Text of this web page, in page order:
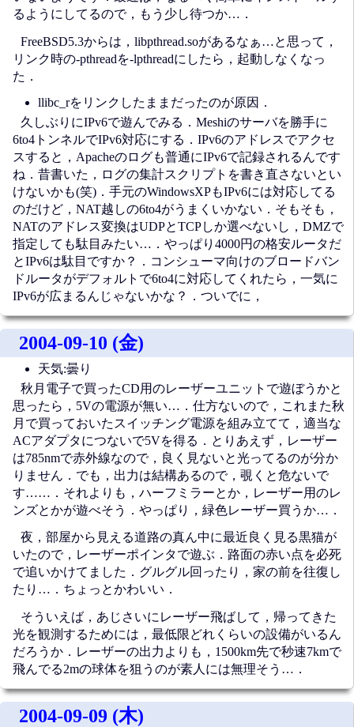
るようにしてるので，もう少し待つか…．
FreeBSD5.3からは，libpthread.soがあるなぁ…と思って，
リンク時の-pthreadを-lpthreadにしたら，起動しなくなっ
た．
llibc_rをリンクしたままだったのが原因．
久しぶりにIPv6で遊んでみる．Meshiのサーバを勝手に
6to4トンネルでIPv6対応にする．IPv6のアドレスでアクセ
スすると，Apacheのログも普通にIPv6で記録されるんです
ね．昔書いた，ログの集計スクリプトを書き直さないとい
けないかも(笑)．手元のWindowsXPもIPv6には対応してる
のだけど，NAT越しの6to4がうまくいかない．そもそも，
NATのアドレス変換はUDPとTCPしか選べないし，DMZで
指定しても駄目みたい…．やっぱり4000円の格安ルータだ
とIPv6は駄目ですか？．コンシューマ向けのブロードバン
ドルータがデフォルトで6to4に対応してくれたら，一気に
IPv6が広まるんじゃないかな？．ついでに，
2004-09-10 (金)
天気:曇り
秋月電子で買ったCD用のレーザーユニットで遊ぼうかと
思ったら，5Vの電源が無い…．仕方ないので，これまた秋
月で買っておいたスイッチング電源を組み立てて，適当な
ACアダプタにつないで5Vを得る．とりあえず，レーザー
は785nmで赤外線なので，良く見ないと光ってるのが分か
りません．でも，出力は結構あるので，覗くと危ないで
す……．それよりも，ハーフミラーとか，レーザー用のレ
ンズとかが遊べそう．やっぱり，緑色レーザー買うか…．
夜，部屋から見える道路の真ん中に最近良く見る黒猫が
いたので，レーザーポインタで遊ぶ．路面の赤い点を必死
で追いかけてました．グルグル回ったり，家の前を往復し
たり…．ちょっとかわいい．
そういえば，あじさいにレーザー飛ばして，帰ってきた
光を観測するためには，最低限どれくらいの設備がいるん
だろうか．レーザーの出力よりも，1500km先で秒速7kmで
飛んでる2mの球体を狙うのが素人には無理そう…．
2004-09-09 (木)